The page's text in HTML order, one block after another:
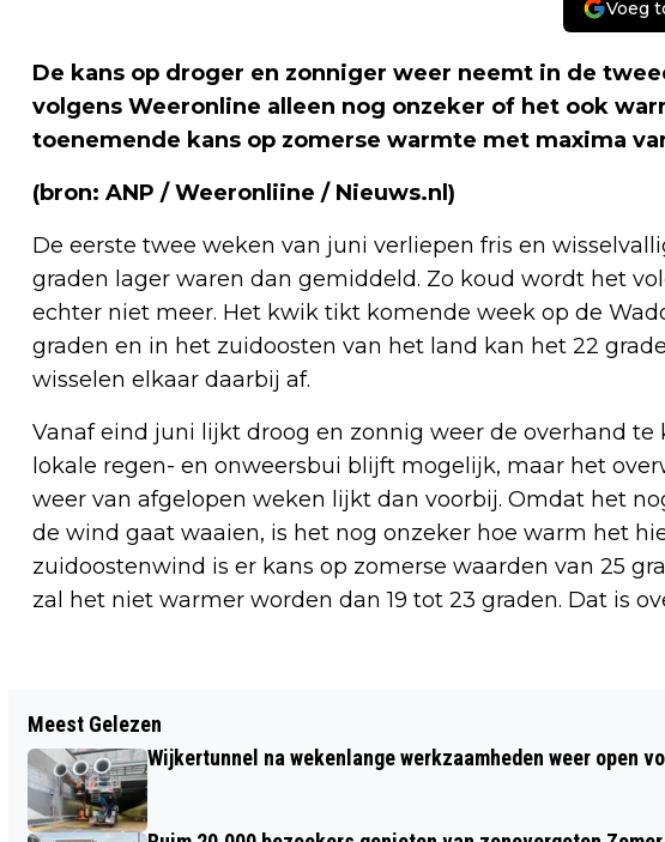
Voeg
De kans op droger en zonniger weer neemt in de
volgens Weeronline alleen nog onzeker of het ook
toenemende kans op zomerse warmte met maxima
(bron: ANP / Weeronliine / Nieuws.nl)
De eerste twee weken van juni verliepen fris en
graden lager waren dan gemiddeld. Zo koud wordt het
echter niet meer. Het kwik tikt komende week op de
graden en in het zuidoosten van het land kan het 22
wisselen elkaar daarbij af.
Vanaf eind juni lijkt droog en zonnig weer de overhand te
lokale regen- en onweersbui blijft mogelijk, maar het
weer van afgelopen weken lijkt dan voorbij. Omdat het
de wind gaat waaien, is het nog onzeker hoe warm het
zuidoostenwind is er kans op zomerse waarden van 25
zal het niet warmer worden dan 19 tot 23 graden. Dat is
INWONERS ALKMAAR WINNEN
SUPERPOSTCODEPRIJS VAN 1 MILJOEN
EURO
Meest Gelezen
Wijkertunnel na wekenlange werkzaamheden weer open